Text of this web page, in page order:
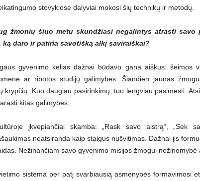
stovyklose dalyviai mokosi šių technikų ir metodų.
žmonių šiuo metu skundžiasi negalintys atrasti savo
ką daro ir patiria savotišką alkį saviraiškai?
gyvenimo kelias dažnai būdavo gana aiškus: šeimos
ar ribotos studijų galimybės. Šiandien jaunas
krypčių. Kuo daugiau pasirinkimų, tuo lengviau pasimesti.
kitas galimybes.
įkvepiančiai skamba: „Rask savo aistrą“, „Sek
neatsiranda kaip staigus nušvitimas. Dažnai jis
Nežinančiam savo gyvenimo misijos žmogui nežinomybė
sistema per patį svarbiausią asmenybės formavimosi